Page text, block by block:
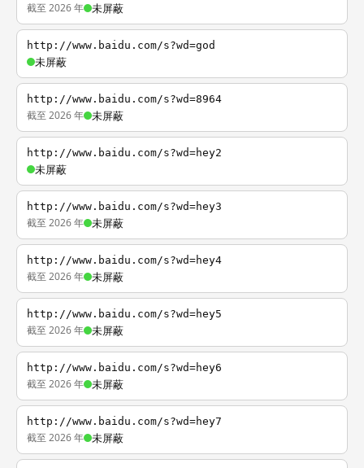
截至 2026 年 未屏蔽
http://www.baidu.com/s?wd=god
未屏蔽
http://www.baidu.com/s?wd=8964
截至 2026 年 未屏蔽
http://www.baidu.com/s?wd=hey2
未屏蔽
http://www.baidu.com/s?wd=hey3
截至 2026 年 未屏蔽
http://www.baidu.com/s?wd=hey4
截至 2026 年 未屏蔽
http://www.baidu.com/s?wd=hey5
截至 2026 年 未屏蔽
http://www.baidu.com/s?wd=hey6
截至 2026 年 未屏蔽
http://www.baidu.com/s?wd=hey7
截至 2026 年 未屏蔽